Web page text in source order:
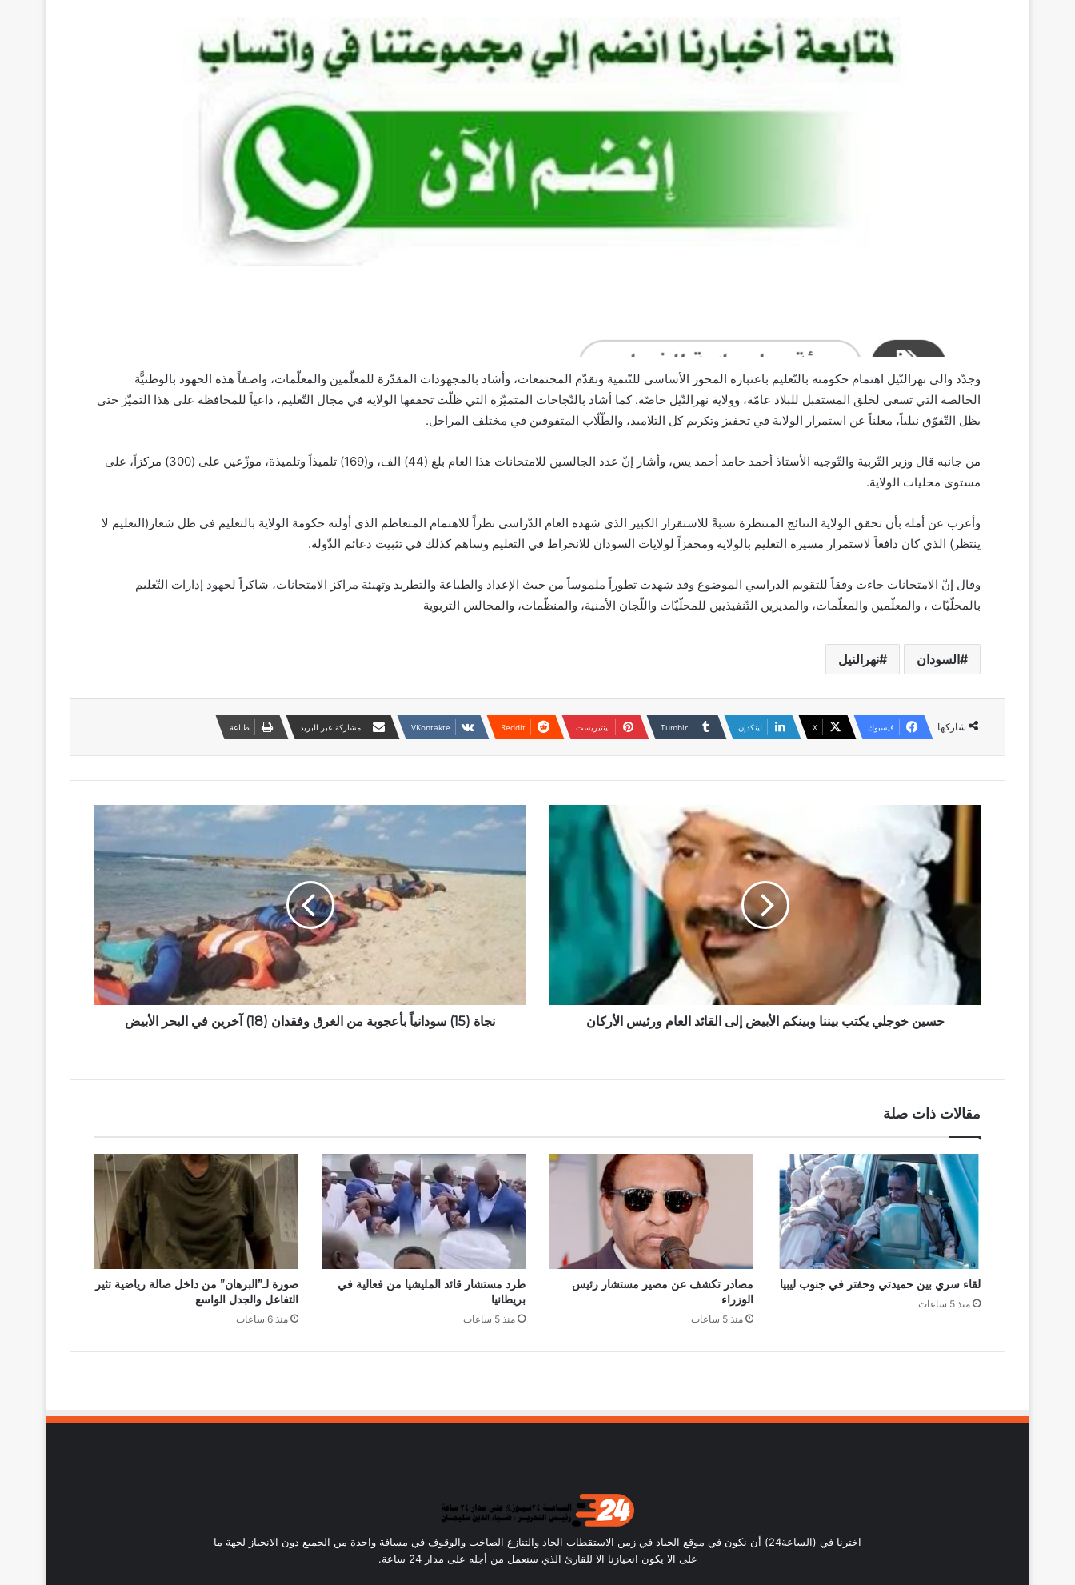
وجدّد والي نهرالنّيل اهتمام حكومته بالتّعليم باعتباره المحور الأساسي للتّنمية وتقدّم المجتمعات، وأشاد بالمجهودات المقدّرة للمعلّمين والمعلّمات، واصفاً هذه الحهود بالوطنيًّة
الخالصة التي تسعى لخلق المستقبل للبلاد عامّة، وولاية نهرالنّيل خاصّة. كما أشاد بالنّجاحات المتميّزة التي ظلّت تحققها الولاية في مجال التّعليم، داعياً للمحافظة على هذا التميّز حتى
يظل التّفوّق نيلياً، معلناً عن استمرار الولاية في تحفيز وتكريم كل التلاميذ، والطّلّاب المتفوقين في مختلف المراحل.
من جانبه قال وزير التّربية والتّوجيه الأستاذ أحمد حامد أحمد يس، وأشار إنّ عدد الجالسين للامتحانات هذا العام بلغ (44) الف، و(169) تلميذاً وتلميذة، موزّعين على (300) مركزاً، على
مستوى محليات الولاية.
وأعرب عن أمله بأن تحقق الولاية النتائج المنتظرة نسبةً للاستقرار الكبير الذي شهده العام الدّراسي نظراً للاهتمام المتعاظم الذي أولته حكومة الولاية بالتعليم في ظل شعار(التعليم لا
ينتظر) الذي كان دافعاً لاستمرار مسيرة التعليم بالولاية ومحفزاً لولايات السودان للانخراط في التعليم وساهم كذلك في تثبيت دعائم الدّولة.
وقال إنّ الامتحانات جاءت وفقاً للتقويم الدراسي الموضوع وقد شهدت تطوراً ملموساً من حيث الإعداد والطباعة والتطريد وتهيئة مراكز الامتحانات، شاكراً لجهود إدارات التّعليم
بالمحلّيّات ، والمعلّمين والمعلّمات، والمديرين التّنفيذيين للمحلّيّات واللّجان الأمنية، والمنظّمات، والمجالس التربوية
السودان نهرالنيل
شاركها فيسبوك ‫X لينكدإن بينتيريست مشاركة عبر البريد طباعة
الأبيض
ورئيس
الأركان
حسين خوجلي يكتب بيننا وبينكم الأبيض إلى القائد العام ورئيس الأركان
من
في
الأبيض
نجاة (15) سودانياً بأعجوبة من الغرق وفقدان (18) آخرين في البحر الأبيض
مقالات ذات صلة
لقاء سري بين حميدتي وحفتر في جنوب ليبيا
منذ 5 ساعات
مصادر تكشف عن مصير مستشار رئيس
الوزراء
منذ 5 ساعات
طرد مستشار قائد المليشيا من فعالية في
بريطانيا
منذ 5 ساعات
صورة لـ”البرهان” من داخل صالة رياضية تثير
التفاعل والجدل الواسع
منذ 6 ساعات
اخترنا في (الساعة24) أن نكون في موقع الحياد في زمن الاستقطاب الحاد والتنازع الصاخب والوقوف في مسافة واحدة من الجميع دون الانحياز لجهة ما
على الا يكون انحيازنا الا للقارئ الذي سنعمل من أجله على مدار 24 ساعة.